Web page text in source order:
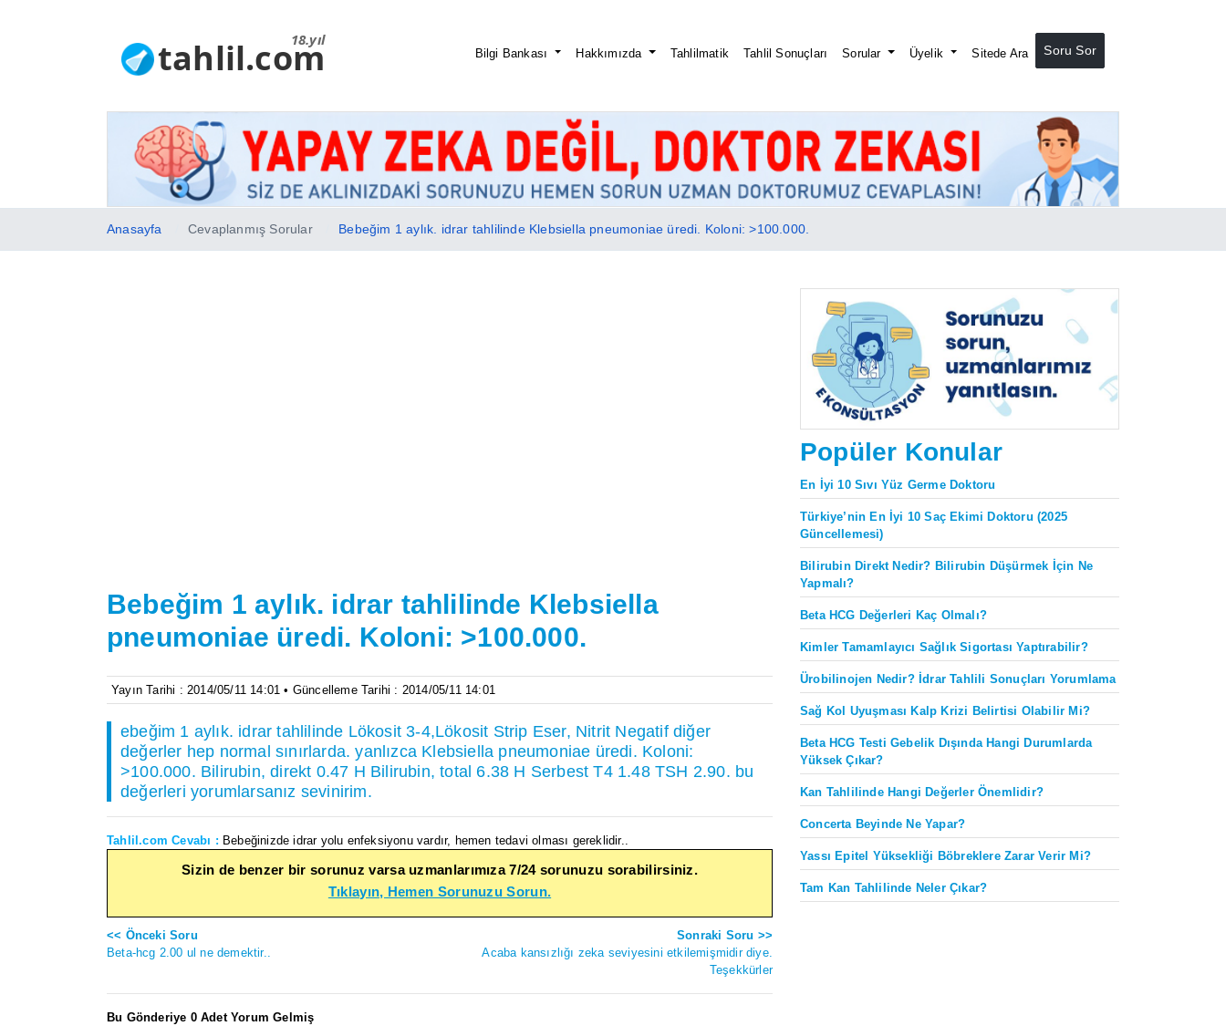
18.yıl
tahlil.com Bilgi Bankası Hakkımızda Tahlilmatik Tahlil Sonuçları Sorular Üyelik Sitede Ara Soru Sor
Anasayfa Cevaplanmış Sorular Bebeğim 1 aylık. idrar tahlilinde Klebsiella pneumoniae üredi. Koloni: >100.000.
Bebeğim 1 aylık. idrar tahlilinde Klebsiella
pneumoniae üredi. Koloni: >100.000.
Yayın Tarihi : 2014/05/11 14:01 • Güncelleme Tarihi : 2014/05/11 14:01
ebeğim 1 aylık. idrar tahlilinde Lökosit 3-4,Lökosit Strip Eser, Nitrit Negatif diğer
değerler hep normal sınırlarda. yanlızca Klebsiella pneumoniae üredi. Koloni:
>100.000. Bilirubin, direkt 0.47 H Bilirubin, total 6.38 H Serbest T4 1.48 TSH 2.90. bu
değerleri yorumlarsanız sevinirim.
Tahlil.com Cevabı : Bebeğinizde idrar yolu enfeksiyonu vardır, hemen tedavi olması gereklidir..
Sizin de benzer bir sorunuz varsa uzmanlarımıza 7/24 sorunuzu sorabilirsiniz.
Tıklayın, Hemen Sorunuzu Sorun.
<< Önceki Soru
Beta-hcg 2.00 ul ne demektir..
Sonraki Soru >>
Acaba kansızlığı zeka seviyesini etkilemişmidir diye.
Teşekkürler
Bu Gönderiye 0 Adet Yorum Gelmiş
Popüler Konular
En İyi 10 Sıvı Yüz Germe Doktoru
Türkiye’nin En İyi 10 Saç Ekimi Doktoru (2025
Güncellemesi)
Bilirubin Direkt Nedir? Bilirubin Düşürmek İçin Ne
Yapmalı?
Beta HCG Değerleri Kaç Olmalı?
Kimler Tamamlayıcı Sağlık Sigortası Yaptırabilir?
Ürobilinojen Nedir? İdrar Tahlili Sonuçları Yorumlama
Sağ Kol Uyuşması Kalp Krizi Belirtisi Olabilir Mi?
Beta HCG Testi Gebelik Dışında Hangi Durumlarda
Yüksek Çıkar?
Kan Tahlilinde Hangi Değerler Önemlidir?
Concerta Beyinde Ne Yapar?
Yassı Epitel Yüksekliği Böbreklere Zarar Verir Mi?
Tam Kan Tahlilinde Neler Çıkar?